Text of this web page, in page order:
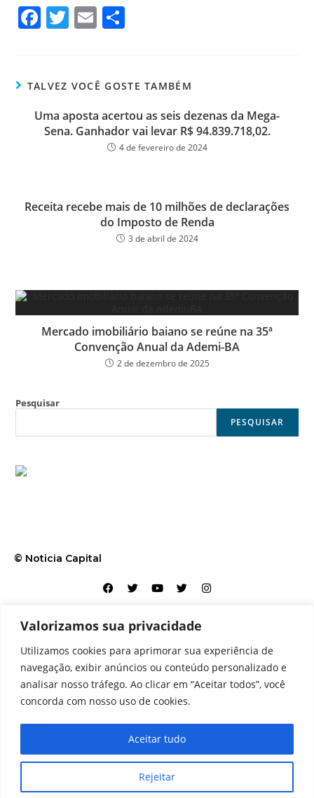
Valorizamos sua privacidade
Utilizamos cookies para aprimorar sua experiência de
navegação, exibir anúncios ou conteúdo personalizado e
analisar nosso tráfego. Ao clicar em “Aceitar todos”, você
concorda com nosso uso de cookies.
Rejeitar
Aceitar tudo
Fa
ok
T
er
E
TALVEZ VOCÊ GOSTE TAMBÉM
Uma aposta acertou as seis dezenas da Mega-
Sena. Ganhador vai levar R$ 94.839.718,02.
4 de fevereiro de 2024
Receita recebe mais de 10 milhões de declarações
do Imposto de Renda
3 de abril de 2024
Mercado imobiliário baiano se reúne na 35ª
Convenção Anual da Ademi-BA
2 de dezembro de 2025
Pesquisar
PESQUISAR
© Noticia Capital
Contato Home Aviso legal Configurações de cookies
Equipe Perfil Política de cookies Serviços